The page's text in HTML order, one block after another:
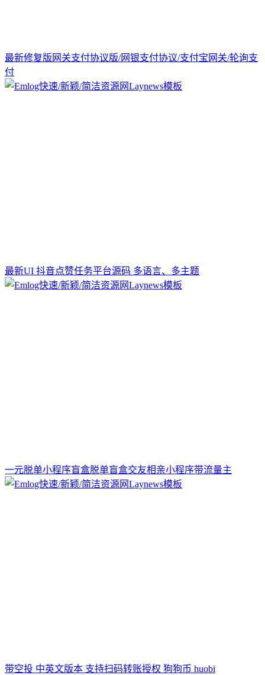
最新修复版网关支付协议版/网银支付协议/支付宝网关/轮询支
付
最新UI 抖音点赞任务平台源码 多语言、多主题
一元脱单小程序盲盒脱单盲盒交友相亲小程序带流量主
带空投 中英文版本 支持扫码转账授权 狗狗币 huobi